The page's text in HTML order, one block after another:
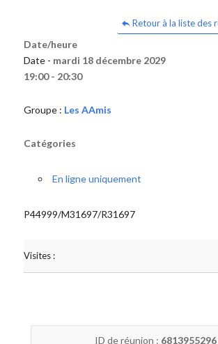
Retour à la liste des
Date/heure
Date - mardi 18 décembre 2029
19:00 - 20:30
Groupe : Les AAmis
Catégories
En ligne uniquement
P44999/M31697/R31697
Visites :
ID de réunion : 6813955296